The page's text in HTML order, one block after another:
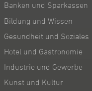
Banken und Sparkassen
Bildung und Wissen
Gesundheit und Soziales
Hotel und Gastronomie
Industrie und Gewerbe
Kunst und Kultur